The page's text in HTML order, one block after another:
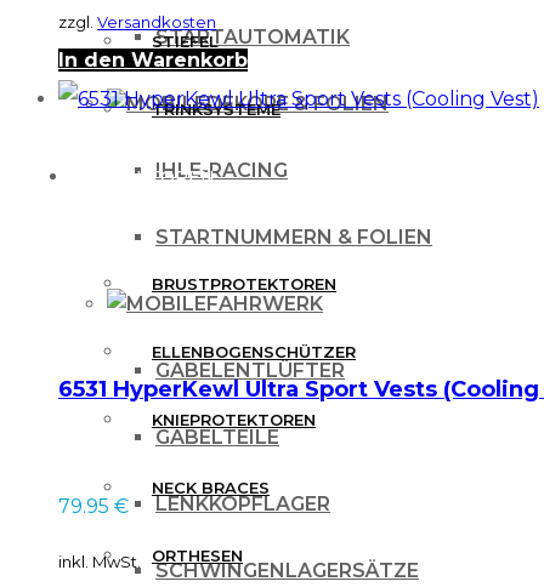
STARTAUTOMATIK
DEKORE & FOLIEN
IHLE-RACING
STARTNUMMERN & FOLIEN
FAHRWERK
GABELENTLÜFTER
GABELTEILE
LENKKOPFLAGER
SCHWINGENLAGERSÄTZE
STIEFEL
TRINKSYSTEME
PROTEKTOREN
BRUSTPROTEKTOREN
ELLENBOGENSCHÜTZER
KNIEPROTEKTOREN
NECK BRACES
ORTHESEN
zzgl. Versandkosten
In den Warenkorb
6531 HyperKewl Ultra Sport Vests (Cooling
79.95 €
inkl. MwSt.